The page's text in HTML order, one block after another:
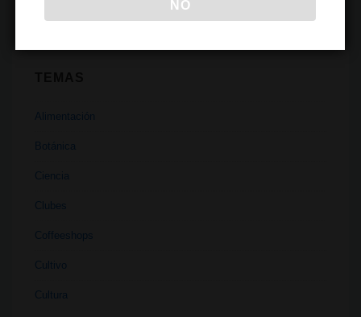
Alimentación
Botánica
Ciencia
Clubes
Coffeeshops
Cultivo
Cultura
NO